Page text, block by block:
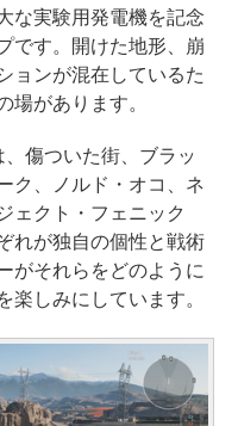
な実験用発電機を記念
です。開けた地形、崩
ョンが混在しているた
場があります。
傷ついた街、ブラッ
ク、ノルド・オコ、ネ
ェクト・フェニック
れが独自の個性と戦術
がそれらをどのように
楽しみにしています。